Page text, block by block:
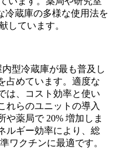
冷蔵庫の多様な使用法を
しています。
型冷蔵庫が最も普及し
占めています。適度な
は、コスト効率と使い
れらのユニットの導入
や薬局で 20% 増加しま
ルギー効率により、総
ワクチンに最適です。